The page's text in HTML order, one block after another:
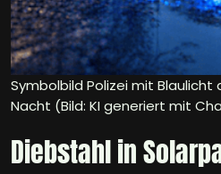
Symbolbild Polizei mit
Nacht (Bild: KI generiert mit
Diebstahl in